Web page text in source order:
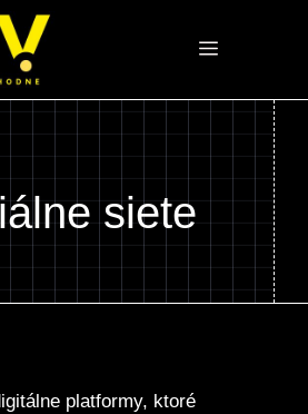
Menu
siete
platformy, ktoré